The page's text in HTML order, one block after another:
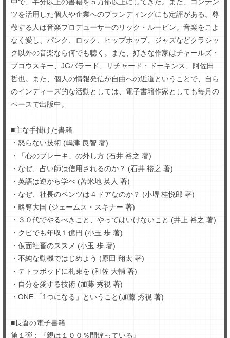
ツを活用した個人や企業へのブランディングにも定評がある。尊
敬する人は音楽プロデューサーのリック・ルービン。音楽をこよ
なく愛し、パンク、ロック、ヒップホップ、ジャズなどクラシッ
ク以外の音楽なら何でも聴く。また、好きな作家はチャールズ・
ブコウスキー、JGバラード、リチャード・ドーキンス、阿佐田
哲也。また、個人の情報発信が自由への近道ということで、自ら
のインディーズ的な活動としては、電子書籍作家としても毎月の
ペースで出版中。
■主な手掛けた書籍
・怒らない技術 (嶋津 良智 著)
・「心のブレーキ」の外し方 (石井 裕之 著)
・なぜ、占い師は信用されるのか？ (石井 裕之 著)
・英語は逆から学べ (苫米地 英人 著)
・なぜ、社長のベンツは４ドアなのか？ (小堺 桂悦郎 著)
・略奪大国 (ジェームス・スキナー 著)
・３０代でやるべきこと、やってはいけないこと (井上 裕之 著)
・クビでも年収１億円 (小玉 歩 著)
・仮面社畜のススメ (小玉 歩 著)
・不純な動機ではじめよう (原田 翔太 著)
・テトラポッドに札束を (和佐 大輔 著)
・自分を愛する技術 (加藤 秀視 著)
・ONE 「1つになる」ということ(加藤 秀視 著)
■長倉の電子書籍
第１弾：『親は１００％間違っている』